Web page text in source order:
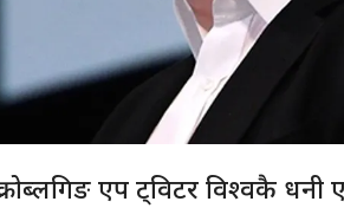
एप ट्विटर विश्वकै